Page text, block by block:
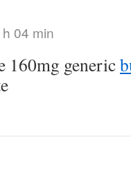
04 min
160mg generic